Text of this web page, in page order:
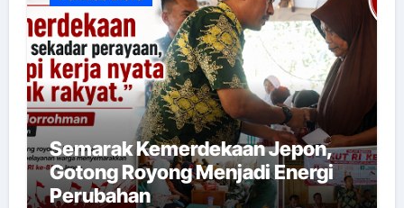
Semarak Kemerdekaan Jepon,
Gotong Royong Menjadi Energi
Perubahan